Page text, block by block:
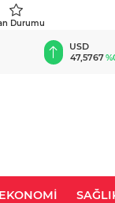
Durumu
EKONOMİ